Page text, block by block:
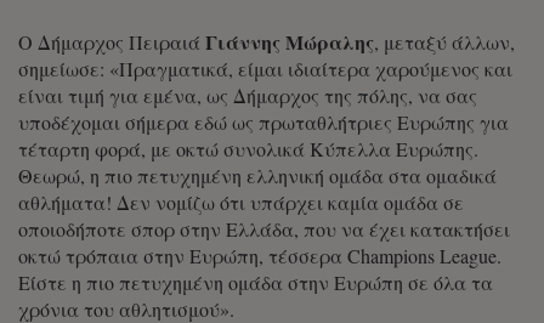
Ο Δήμαρχος ΠειραιάΓιάννης Μώραλης, μεταξύ άλλων,
σημείωσε: «Πραγματικά, είμαι ιδιαίτερα χαρούμενος και
είναι τιμή για εμένα, ως Δήμαρχος της πόλης, να σας
υποδέχομαι σήμερα εδώ ως πρωταθλήτριες Ευρώπης για
τέταρτη φορά, με οκτώ συνολικά Κύπελλα Ευρώπης.
Θεωρώ, η πιο πετυχημένη ελληνική ομάδα στα ομαδικά
αθλήματα! Δεν νομίζω ότι υπάρχει καμία ομάδα σε
οποιοδήποτε σπορ στην Ελλάδα, που να έχει κατακτήσει
οκτώ τρόπαια στην Ευρώπη, τέσσερα Champions League.
Είστε η πιο πετυχημένη ομάδα στην Ευρώπη σε όλα τα
χρόνια του αθλητισμού».